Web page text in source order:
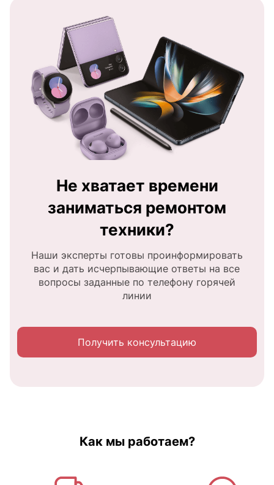
Не хватает времени
заниматься ремонтом
техники?
Наши эксперты готовы проинформировать
вас и дать исчерпывающие ответы на все
вопросы заданные по телефону горячей
линии
Получить консультацию
Как мы работаем?